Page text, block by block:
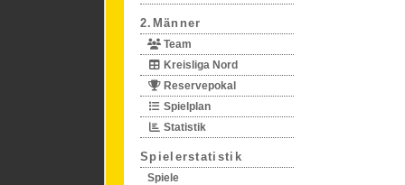
2.Männer
Team
Kreisliga Nord
Reservepokal
Spielplan
Statistik
Spielerstatistik
Spiele